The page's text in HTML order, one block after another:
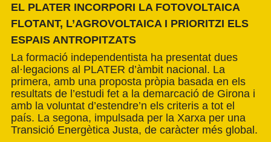
EL PLATER INCORPORI LA FOTOVOLTAICA
FLOTANT, L’AGROVOLTAICA I PRIORITZI ELS
ESPAIS ANTROPITZATS
La formació independentista ha presentat dues
al·legacions al PLATER d’àmbit nacional. La
primera, amb una proposta pròpia basada en els
resultats de l’estudi fet a la demarcació de Girona i
amb la voluntat d’estendre’n els criteris a tot el
país. La segona, impulsada per la Xarxa per una
Transició Energètica Justa, de caràcter més global.